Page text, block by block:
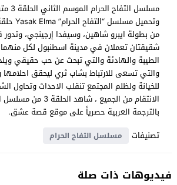
مسلسل
من بطولة ايبرو شاهين، وسيفدا إرجينجي،
شقيقتان تعملان في مدينة اسطنبول لكل
الطيبة والهادئة والتي تبحث عن حب حقيقي
والتي تسعى للارتباط بشاب ثري ليحقق
للخيانة ولظلم المجتمع تنقلب الاحداث وتحاول
الانتقام من الجميع ،
بالترجمة العربية حصرياً على موقع قصة عشق.
تصنيفات
مسلسل التفاح الحرام
فيديوهات ذات صلة